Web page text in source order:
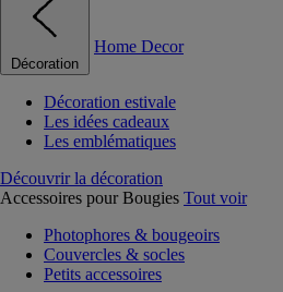
Décoration
Home Decor
Décoration estivale
Les idées cadeaux
Les emblématiques
Découvrir la décoration
Accessoires pour Bougies Tout voir
Photophores & bougeoirs
Couvercles & socles
Petits accessoires